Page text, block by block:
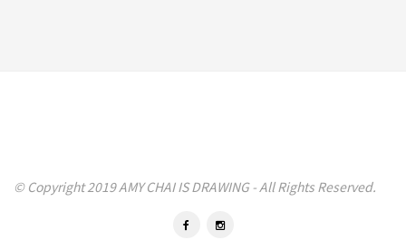
© Copyright 2019 AMY CHAI IS DRAWING - All Rights Reserved.